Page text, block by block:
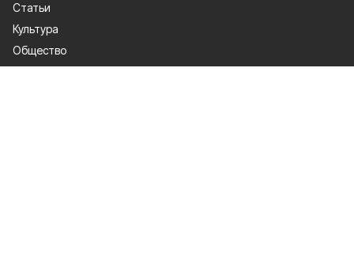
Статьи
Культура
Общество